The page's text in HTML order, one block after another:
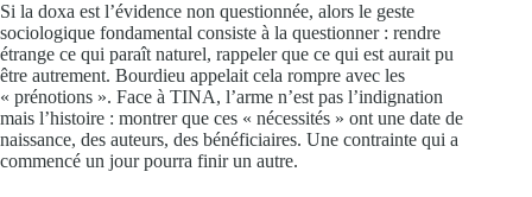
Si la doxa est l’évidence non questionnée, alors le geste
sociologique fondamental consiste à la questionner : rendre
étrange ce qui paraît naturel, rappeler que ce qui est aurait pu
être autrement. Bourdieu appelait cela rompre avec les
« prénotions ». Face à TINA, l’arme n’est pas l’indignation
mais l’histoire : montrer que ces « nécessités » ont une date de
naissance, des auteurs, des bénéficiaires. Une contrainte qui a
commencé un jour pourra finir un autre.